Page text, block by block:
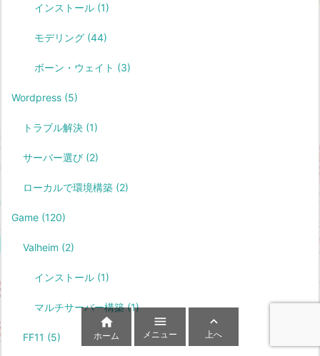
インストール (1)
モデリング (44)
ボーン・ウェイト (3)
Wordpress (5)
トラブル解決 (1)
サーバー選び (2)
ローカルで環境構築 (2)
Game (120)
Valheim (2)
インストール (1)
マルチサーバー構築(1)
FF11 (5)

ホーム

メニュー

上へ